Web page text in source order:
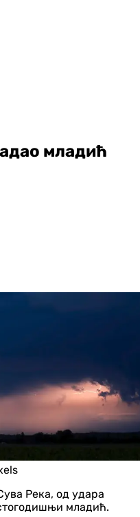
младић
Река, од удара
младић.